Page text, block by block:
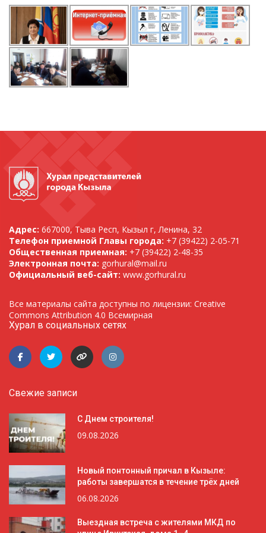
Адрес: 667000, Тыва Респ, Кызыл г, Ленина, 32
Телефон приемной Главы города: +7 (39422) 2-05-71
Общественная приемная: +7 (39422) 2-48-35
Электронная почта: gorhural@mail.ru
Официальный веб-сайт: www.gorhural.ru
Все материалы сайта доступны по лицензии: Creative
Commons Attribution 4.0 Всемирная
Хурал в социальных сетях
Свежие записи
С Днем строителя!
09.08.2026
Новый понтонный причал в Кызыле:
работы завершатся в течение трёх дней
06.08.2026
Выездная встреча с жителями МКД по